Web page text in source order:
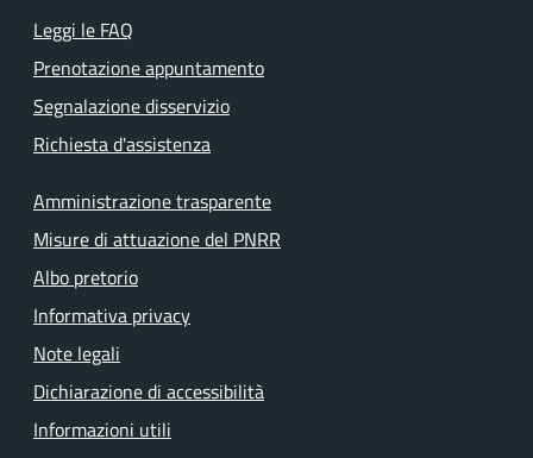
Leggi le FAQ
Prenotazione appuntamento
Segnalazione disservizio
Richiesta d'assistenza
Amministrazione trasparente
Misure di attuazione del PNRR
Albo pretorio
Informativa privacy
Note legali
Dichiarazione di accessibilità
Informazioni utili